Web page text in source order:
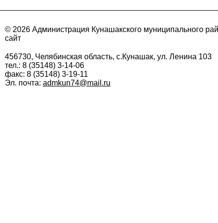
© 2026 Администрация Кунашакского муниципального
сайт
456730, Челябинская область, с.Кунашак, ул. Ленина 103
тел.: 8 (35148) 3-14-06
факс: 8 (35148) 3-19-11
Эл. почта: admkun74@mail.ru